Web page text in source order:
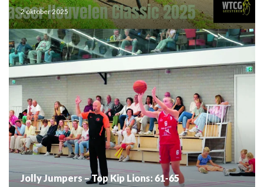
2 oktober 2025
Jolly Jumpers – Top Kip Lions: 61-65